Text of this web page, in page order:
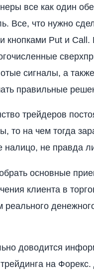
все как один
Все, что нужно
Put и Call.
сигналы, а
правильные
трейдеров
то на чем тогда
налицо, не правда
основные
клиента в
доводится
на